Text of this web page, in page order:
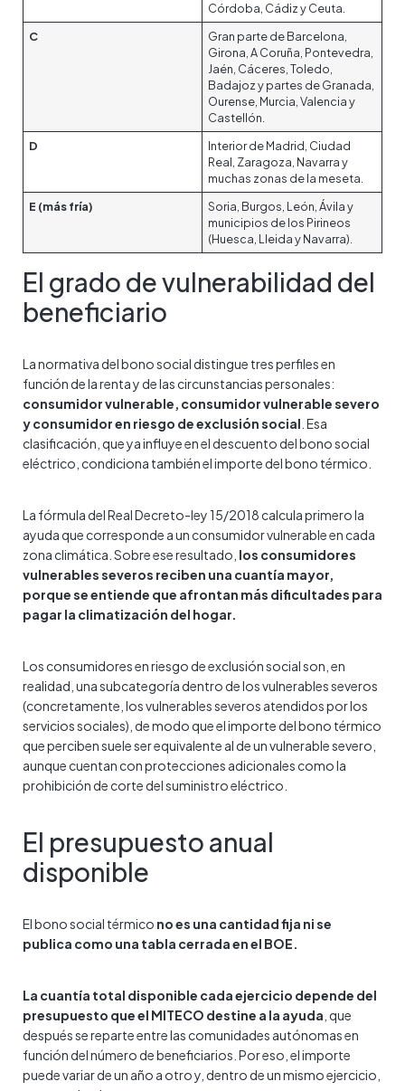
Córdoba, Cádiz y Ceuta.
C
Gran parte de Barcelona,
Girona, A Coruña, Pontevedra,
Jaén, Cáceres, Toledo,
Badajoz y partes de Granada,
Ourense, Murcia, Valencia y
Castellón.
D
Interior de Madrid, Ciudad
Real, Zaragoza, Navarra y
muchas zonas de la meseta.
E (más fría)
Soria, Burgos, León, Ávila y
municipios de los Pirineos
(Huesca, Lleida y Navarra).
El grado de vulnerabilidad del
beneficiario
La normativa del bono social distingue tres perfiles en
función de la renta y de las circunstancias personales:
consumidor vulnerable, consumidor vulnerable severo
y consumidor en riesgo de exclusión social . Esa
clasificación, que ya influye en el descuento del bono social
eléctrico, condiciona también el importe del bono térmico.
La fórmula del Real Decreto-ley 15/2018 calcula primero la
ayuda que corresponde a un consumidor vulnerable en cada
zona climática. Sobre ese resultado, los consumidores
vulnerables severos reciben una cuantía mayor,
porque se entiende que afrontan más dificultades para
pagar la climatización del hogar.
Los consumidores en riesgo de exclusión social son, en
realidad, una subcategoría dentro de los vulnerables severos
(concretamente, los vulnerables severos atendidos por los
servicios sociales), de modo que el importe del bono térmico
que perciben suele ser equivalente al de un vulnerable severo,
aunque cuentan con protecciones adicionales como la
prohibición de corte del suministro eléctrico.
El presupuesto anual
disponible
El bono social térmico no es una cantidad fija ni se
publica como una tabla cerrada en el BOE.
La cuantía total disponible cada ejercicio depende del
presupuesto que el MITECO destine a la ayuda , que
después se reparte entre las comunidades autónomas en
función del número de beneficiarios. Por eso, el importe
puede variar de un año a otro y, dentro de un mismo ejercicio,